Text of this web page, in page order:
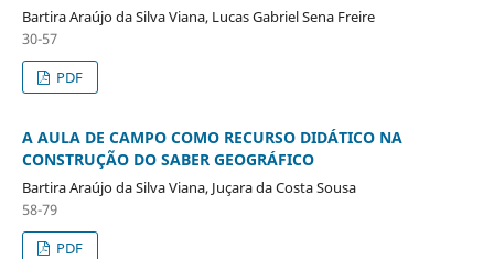
Bartira Araújo da Silva Viana, Lucas Gabriel Sena Freire
30-57
PDF
A AULA DE CAMPO COMO RECURSO DIDÁTICO NA
CONSTRUÇÃO DO SABER GEOGRÁFICO
Bartira Araújo da Silva Viana, Juçara da Costa Sousa
58-79
PDF